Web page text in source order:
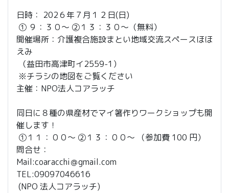
日時： 202６年７月１２日(日)
① ９：３０〜 ②１３：３０〜（無料）
開催場所：介護複合施設まとい地域交流スペースほほ
えみ
（益田市高津町イ2559-1）
※チラシの地図をご覧ください
主催：NPO法人コアラッチ
同日に８種の県産材でマイ箸作りワークショップも開
催します！
①１１：００〜 ②１３：００〜 （参加費 100 円）
問合せ：
Mail:coaracchi＠gmail.com
TEL:09097046616
(NPO 法人コアラッチ)